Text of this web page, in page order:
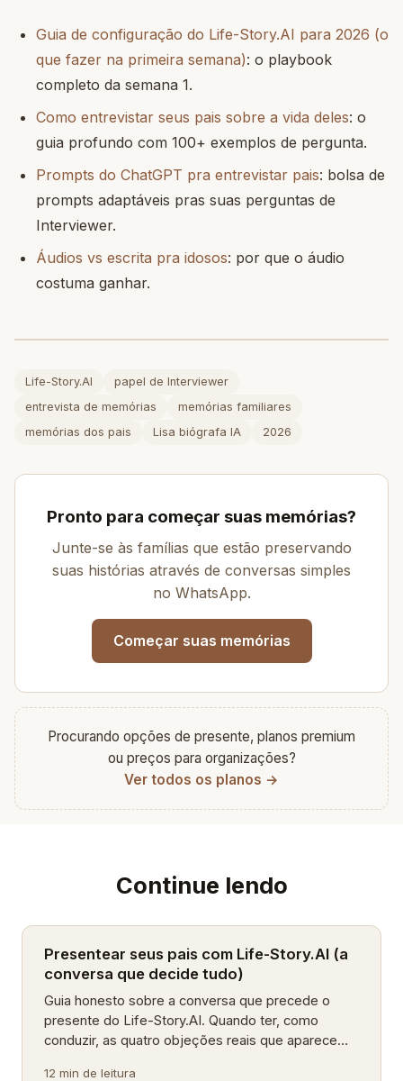
Guia de configuração do Life-Story.AI para 2026 (o
que fazer na primeira semana): o playbook
completo da semana 1.
Como entrevistar seus pais sobre a vida deles: o
guia profundo com 100+ exemplos de pergunta.
Prompts do ChatGPT pra entrevistar pais: bolsa de
prompts adaptáveis pras suas perguntas de
Interviewer.
Áudios vs escrita pra idosos: por que o áudio
costuma ganhar.
Life-Story.AI
papel de Interviewer
entrevista de memórias
memórias familiares
memórias dos pais
Lisa biógrafa IA 2026
Pronto para começar suas memórias?
Junte-se às famílias que estão preservando
suas histórias através de conversas simples
no WhatsApp.
Começar suas memórias
Procurando opções de presente, planos premium
ou preços para organizações?
Ver todos os planos →
Continue lendo
Presentear seus pais com Life-Story.AI (a
conversa que decide tudo)
Guia honesto sobre a conversa que precede o
presente do Life-Story.AI. Quando ter, como
conduzir, as quatro objeções reais que aparecem
12 min de leitura